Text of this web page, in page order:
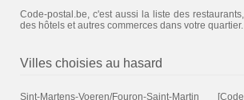
Code-postal.be, c'est aussi la liste des restaurants,
des hôtels et autres commerces dans votre quartier.
Villes choisies au hasard
Sint-Martens-Voeren/Fouron-Saint-Martin [Code